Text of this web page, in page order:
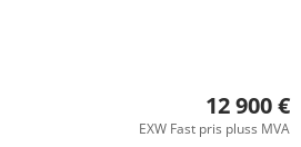
12 900 €
EXW Fast pris pluss MVA